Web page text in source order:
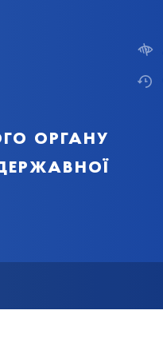
органу